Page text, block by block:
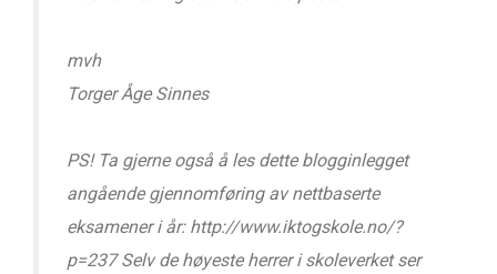
mvh
Torger Åge Sinnes
PS! Ta gjerne også å les dette blogginlegget
angående gjennomføring av nettbaserte
eksamener i år: http://www.iktogskole.no/?
p=237 Selv de høyeste herrer i skoleverket ser